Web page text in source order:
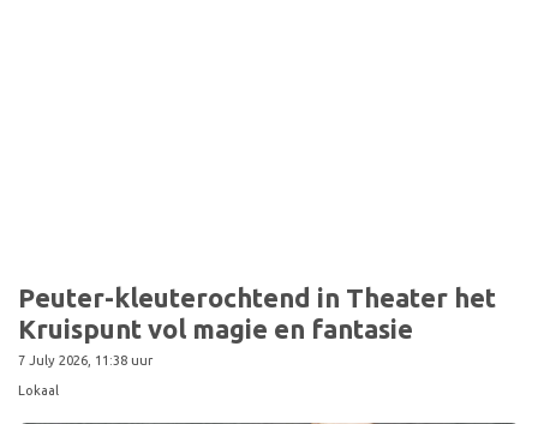
Peuter-kleuterochtend in Theater het
Kruispunt vol magie en fantasie
7 July 2026, 11:38 uur
Lokaal